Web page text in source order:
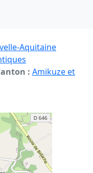
Aquitaine
: Amikuze et